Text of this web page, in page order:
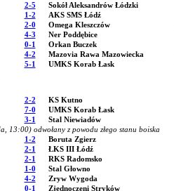
2-5 Sokół Aleksandrów Łódzki
1-2 AKS SMS Łódź
2-0 Omega Kleszczów
4-3 Ner Poddębice
0-1 Orkan Buczek
4-2 Mazovia Rawa Mazowiecka
5-1 UMKS Korab Łask
2-2 KS Kutno
7-0 UMKS Korab Łask
3-1 Stal Niewiadów
13:00) odwołany z powodu złego stanu boiska
1-2 Boruta Zgierz
2-1 ŁKS III Łódź
2-1 RKS Radomsko
1-0 Stal Głowno
4-2 Zryw Wygoda
0-1 Zjednoczeni Stryków